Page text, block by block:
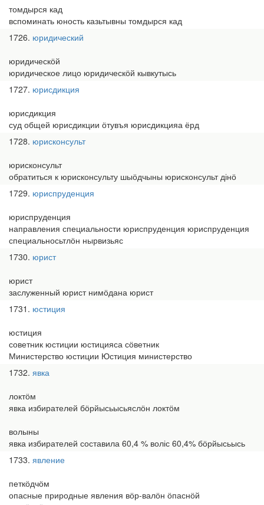
томдырся кад
вспоминать юность казьтывны томдырся кад
1726 юридический
юридическӧй
юридическое лицо юридическӧй кывкутысь
1727 юрисдикция
юрисдикция
суд общей юрисдикции ӧтувъя юрисдикцияа ёрд
1728 юрисконсульт
юрисконсульт
обратиться к юрисконсульту шыӧдчыны юрисконсульт дінӧ
1729 юриспруденция
юриспруденция
направления специальности юриспруденция юриспруденция
специальносьтлӧн нырвизьяс
1730 юрист
юрист
заслуженный юрист нимӧдана юрист
1731 юстиция
юстиция
советник юстиции юстицияса сӧветник
Министерство юстиции Юстиция министерство
1732 явка
локтӧм
явка избирателей бӧрйысьысьяслӧн локтӧм
волыны
явка избирателей составила 60,4 % воліс 60,4% бӧрйысьысь
1733 явление
петкӧдчӧм
опасные природные явления вӧр-валӧн ӧпаснӧй